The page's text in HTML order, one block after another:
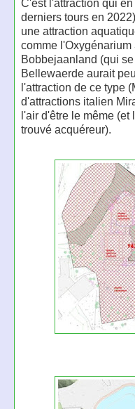
C'est l'attraction qui
derniers tours en
une attraction
comme
Bobbejaanland (qui
Bellewaerde aurait
l'attraction de ce type
d'attractions italien
l'air d'être le même (et
trouvé acquéreur).